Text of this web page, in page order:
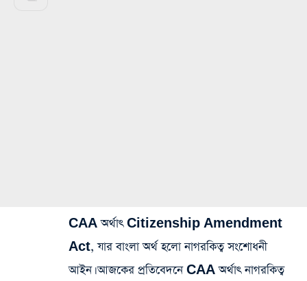
CAA অর্থাৎ Citizenship Amendment
Act, যার বাংলা অর্থ হলো নাগরকিত্ব সংশোধনী
আইন। আজকের প্রতিবেদনে CAA অর্থাৎ নাগরকিত্ব